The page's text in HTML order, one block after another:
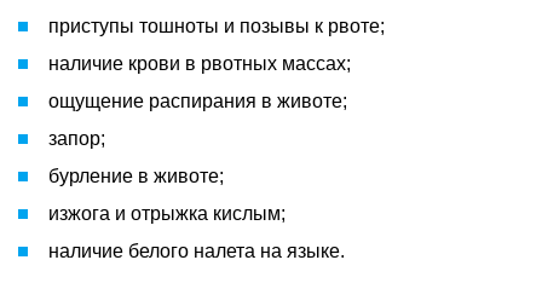
приступы тошноты и позывы к рвоте;
наличие крови в рвотных массах;
ощущение распирания в животе;
запор;
бурление в животе;
изжога и отрыжка кислым;
наличие белого налета на языке.